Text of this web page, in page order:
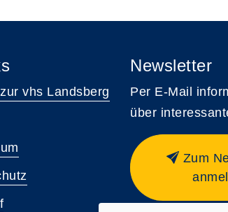
vhs Landsberg
Newsletter
Per E-Mail
über
Zum